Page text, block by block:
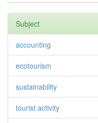
Subject
accounting
ecotourism
sustainability
tourist activity